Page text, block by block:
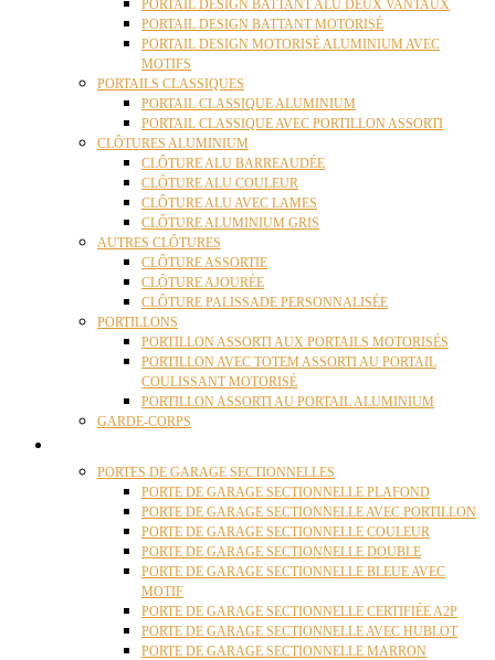
PORTAIL DESIGN BATTANT ALU DEUX VANTAUX
PORTAIL DESIGN BATTANT MOTORISÉ
PORTAIL DESIGN MOTORISÉ ALUMINIUM AVEC
MOTIFS
PORTAILS CLASSIQUES
PORTAIL CLASSIQUE ALUMINIUM
PORTAIL CLASSIQUE AVEC PORTILLON ASSORTI
CLÔTURES ALUMINIUM
CLÔTURE ALU BARREAUDÉE
CLÔTURE ALU COULEUR
CLÔTURE ALU AVEC LAMES
CLÔTURE ALUMINIUM GRIS
AUTRES CLÔTURES
CLÔTURE ASSORTIE
CLÔTURE AJOURÉE
CLÔTURE PALISSADE PERSONNALISÉE
PORTILLONS
PORTILLON ASSORTI AUX PORTAILS MOTORISÉS
PORTILLON AVEC TOTEM ASSORTI AU PORTAIL
COULISSANT MOTORISÉ
PORTILLON ASSORTI AU PORTAIL ALUMINIUM
GARDE-CORPS
PORTES DE GARAGE SECTIONNELLES
PORTE DE GARAGE SECTIONNELLE PLAFOND
PORTE DE GARAGE SECTIONNELLE AVEC PORTILLON
PORTE DE GARAGE SECTIONNELLE COULEUR
PORTE DE GARAGE SECTIONNELLE DOUBLE
PORTE DE GARAGE SECTIONNELLE BLEUE AVEC
MOTIF
PORTE DE GARAGE SECTIONNELLE CERTIFIÉE A2P
PORTE DE GARAGE SECTIONNELLE AVEC HUBLOT
PORTE DE GARAGE SECTIONNELLE MARRON